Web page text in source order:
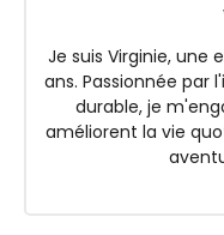
Je suis Virginie, une
ans. Passionnée
durable, je
améliorent la vie